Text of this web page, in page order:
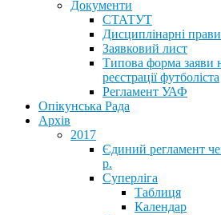
Документи
СТАТУТ
Дисциплінарні
Заявковий лист
Типова форма заяви
реєстрації футболіста
Регламент УАФ
Опікунська Рада
Архів
2017
Єдиний регламент
р.
Суперліга
Таблиця
Календар